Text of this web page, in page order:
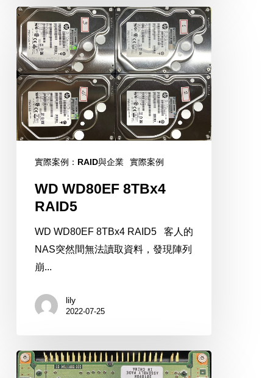
WD
WD80EF
8TBx4
RAID5
實際案例：RAID與企業 實際案例
WD WD80EF 8TBx4
RAID5
WD WD80EF 8TBx4 RAID5 客人的
NAS突然間無法讀取資料，發現陣列
崩...
lily
2022-07-25
HITACHI